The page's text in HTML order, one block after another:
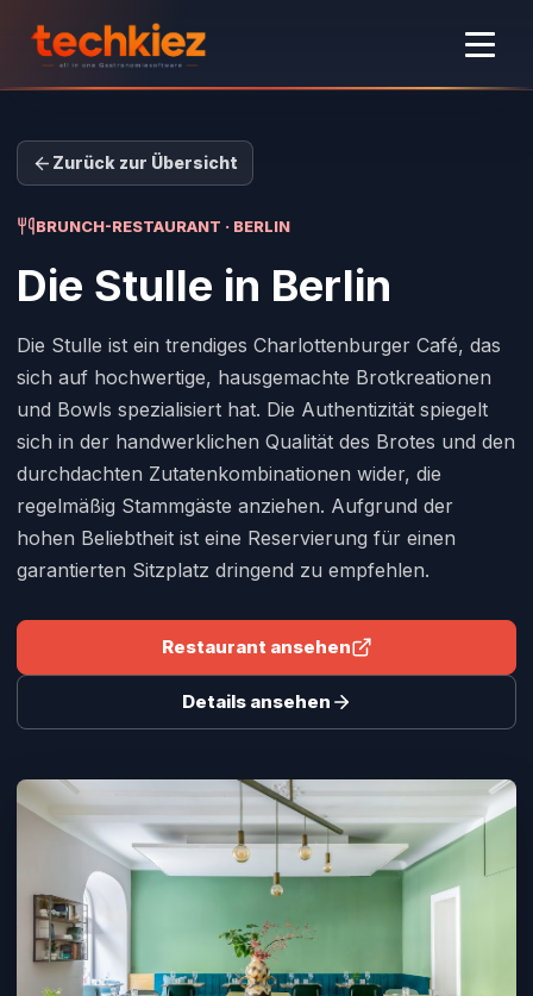
Zurück zur Übersicht
BRUNCH-RESTAURANT · BERLIN
Die Stulle in Berlin
Die Stulle ist ein trendiges Charlottenburger Café, das
sich auf hochwertige, hausgemachte Brotkreationen
und Bowls spezialisiert hat. Die Authentizität spiegelt
sich in der handwerklichen Qualität des Brotes und den
durchdachten Zutatenkombinationen wider, die
regelmäßig Stammgäste anziehen. Aufgrund der
hohen Beliebtheit ist eine Reservierung für einen
garantierten Sitzplatz dringend zu empfehlen.
Restaurant ansehen
Details ansehen